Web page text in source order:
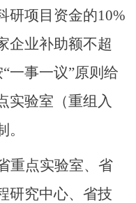
研项目资金的10%
企业补助额不超
“一事一议”原则给
实验室（重组入
重点实验室、省
研究中心、省技